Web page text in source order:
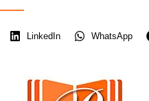
LinkedIn WhatsApp